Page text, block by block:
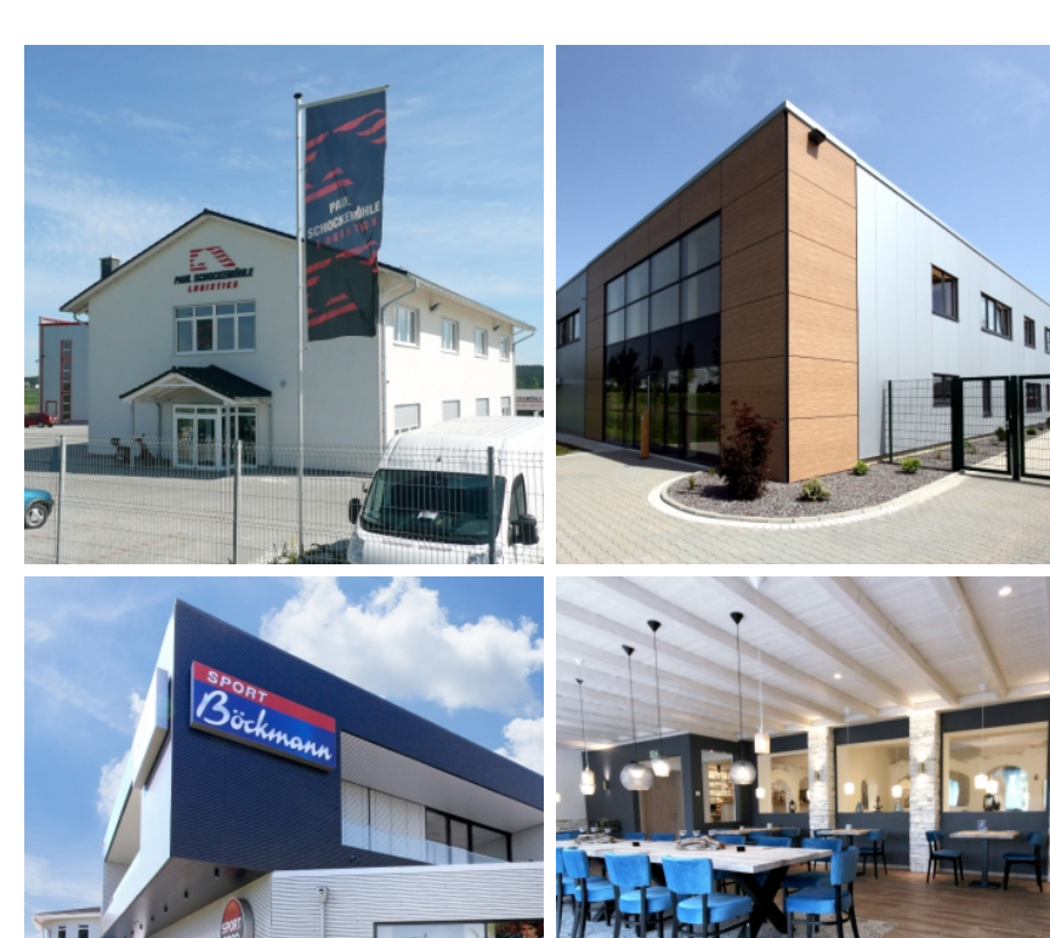
SCHOCKEMÖHLE
KRAPKOWICE - POLEN
NEUBAU TISCHLEREI MIT
SPÄNESILO UND BÜROTRAKT
DORSTEN-LEMBECK
UMBAU UND ERWEITERUNG
SPORT BÖCKMANN
HOLDORF
UMBAU UND ERWEITERUNG
GRIECHISCHES RESTAURANT
DORSTEN-HERVEST